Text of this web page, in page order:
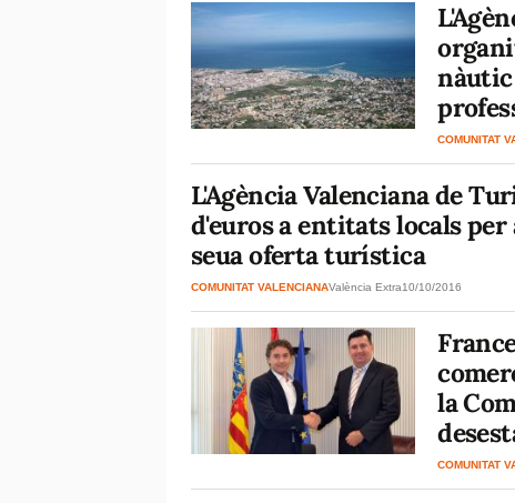
nàutic
COMUNITAT
L'Agència Valenciana de
d'euros a entitats locals
seua oferta turística
COMUNITAT VALENCIANAValència Extra10/10/2016
la
COMUNITAT